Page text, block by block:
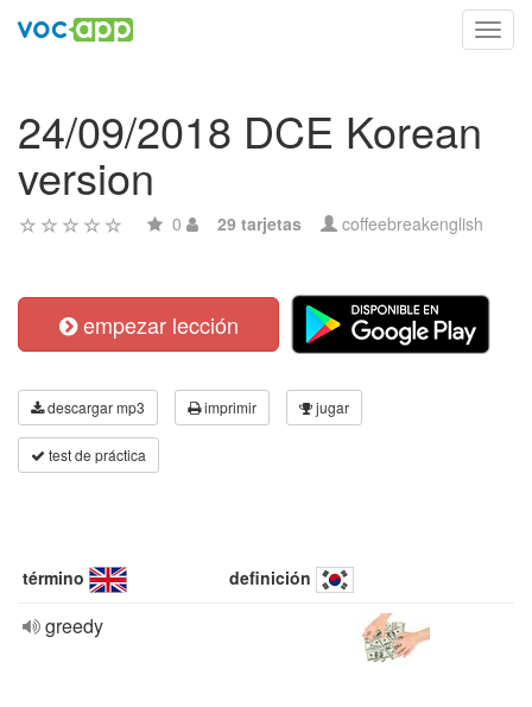
24/09/2018 DCE Korean
version
0 29 tarjetas coffeebreakenglish
empezar lección
descargar mp3 imprimir jugar
test de práctica
término definición
greedy